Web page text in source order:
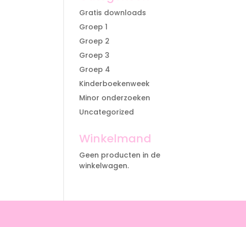
Gratis downloads
Groep 1
Groep 2
Groep 3
Groep 4
Kinderboekenweek
Minor onderzoeken
Uncategorized
Winkelmand
Geen producten in de
winkelwagen.